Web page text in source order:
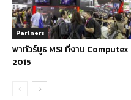
Partners
พาทัวร์บูธ MSI ที่งาน Computex
2015